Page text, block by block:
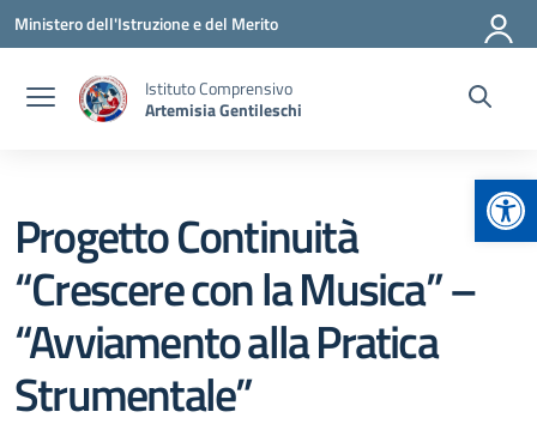
Vai ai contenuti
Vai al menu di navigazione
Vai al footer
Ministero dell'Istruzione e del Merito
Istituto Comprensivo
Artemisia Gentileschi
Progetto Continuità
“Crescere con la Musica” –
“Avviamento alla Pratica
Strumentale”